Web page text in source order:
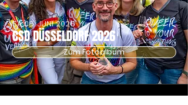
CSD DÜSSELDORF 2026
SA 06. JUNI 2026
Zum Fotoalbum